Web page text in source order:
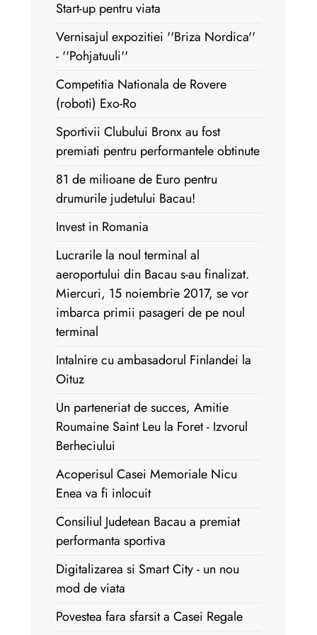
Start-up pentru viata
Vernisajul expozitiei ''Briza Nordica''
- ''Pohjatuuli''
Competitia Nationala de Rovere
(roboti) Exo-Ro
Sportivii Clubului Bronx au fost
premiati pentru performantele obtinute
81 de milioane de Euro pentru
drumurile judetului Bacau!
Invest in Romania
Lucrarile la noul terminal al
aeroportului din Bacau s-au finalizat.
Miercuri, 15 noiembrie 2017, se vor
imbarca primii pasageri de pe noul
terminal
Intalnire cu ambasadorul Finlandei la
Oituz
Un parteneriat de succes, Amitie
Roumaine Saint Leu la Foret - Izvorul
Berheciului
Acoperisul Casei Memoriale Nicu
Enea va fi inlocuit
Consiliul Judetean Bacau a premiat
performanta sportiva
Digitalizarea si Smart City - un nou
mod de viata
Povestea fara sfarsit a Casei Regale